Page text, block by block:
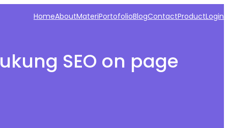
HomeAboutMateriPortofolioBlogContactProductLogin
SEO on page